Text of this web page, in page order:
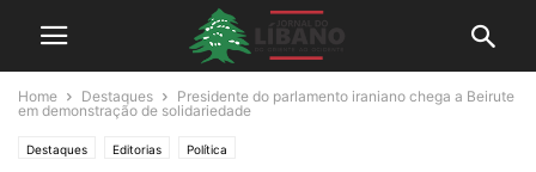
Home Destaques
Presidente do parlamento iraniano chega a Beirute
em demonstração de solidariedade
Destaques Editorias Política